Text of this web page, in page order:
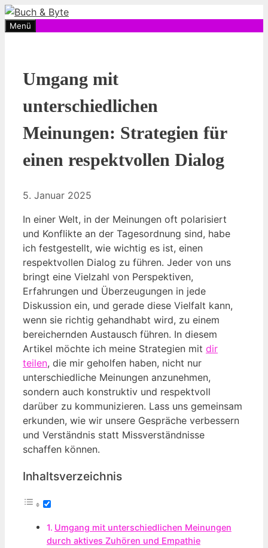
Zum
Inhalt
Menü
Umgang mit
unterschiedlichen
Meinungen: Strategien für
einen respektvollen Dialog
5. Januar 2025
In einer Welt, in der Meinungen oft polarisiert
und Konflikte an der Tagesordnung sind, habe
ich festgestellt, wie wichtig es ist, einen
respektvollen Dialog zu führen. Jeder von uns
bringt eine Vielzahl von Perspektiven,
Erfahrungen und Überzeugungen in jede
Diskussion ein, und gerade diese Vielfalt kann,
wenn sie richtig gehandhabt wird, zu einem
bereichernden Austausch führen. In diesem
Artikel möchte ich meine Strategien mit dir
teilen, die mir geholfen haben, nicht nur
unterschiedliche Meinungen anzunehmen,
sondern auch konstruktiv und respektvoll
darüber zu kommunizieren. Lass uns gemeinsam
erkunden, wie wir unsere Gespräche verbessern
und Verständnis statt Missverständnisse
schaffen können.
Inhaltsverzeichnis
Umgang mit unterschiedlichen Meinungen
durch aktives Zuhören und Empathie